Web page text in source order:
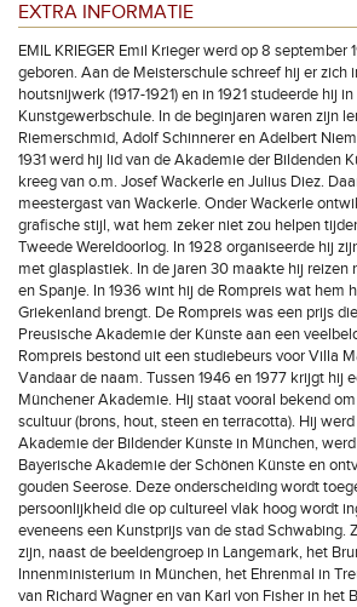
EXTRA INFORMATIE
EMIL KRIEGER Emil Krieger werd op 8 september
geboren. Aan de Meisterschule schreef hij er zich
houtsnijwerk (1917-1921) en in 1921 studeerde hij
Kunstgewerbschule. In de beginjaren waren zijn
Riemerschmid, Adolf Schinnerer en Adelbert
1931 werd hij lid van de Akademie der Bildenden
kreeg van o.m. Josef Wackerle en Julius Diez.
meestergast van Wackerle. Onder Wackerle
grafische stijl, wat hem zeker niet zou helpen
Tweede Wereldoorlog. In 1928 organiseerde hij
met glasplastiek. In de jaren 30 maakte hij reizen
en Spanje. In 1936 wint hij de Rompreis wat hem
Griekenland brengt. De Rompreis was een prijs
Preusische Akademie der Künste aan een
Rompreis bestond uit een studiebeurs voor Villa
Vandaar de naam. Tussen 1946 en 1977 krijgt hij
Münchener Akademie. Hij staat vooral bekend
scultuur (brons, hout, steen en terracotta). Hij
Akademie der Bildender Künste in München,
Bayerische Akademie der Schönen Künste en
gouden Seerose. Deze onderscheiding wordt
persoonlijkheid die op cultureel vlak hoog wordt
eveneens een Kunstprijs van de stad Schwabing.
zijn, naast de beeldengroep in Langemark, het
Innenministerium in München, het Ehrenmal in
van Richard Wagner en van Karl von Fisher in het